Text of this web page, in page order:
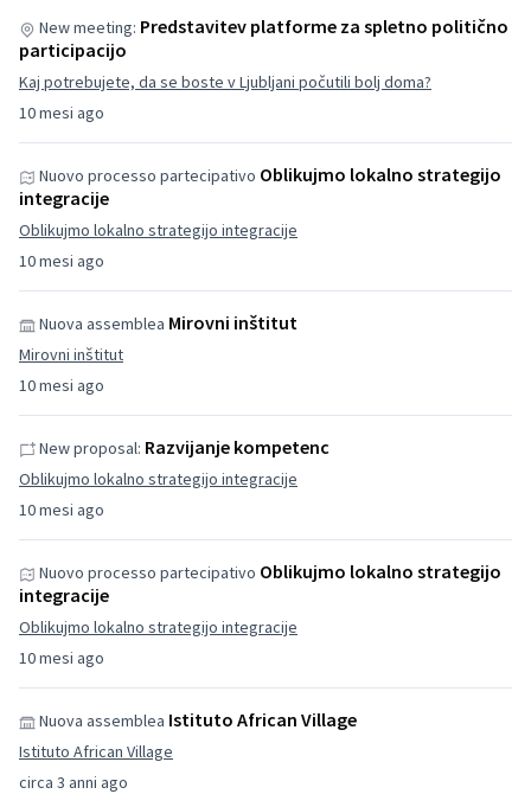
10 mesi ago
New meeting: Predstavitev platforme za spletno politično
participacijo
Kaj potrebujete, da se boste v Ljubljani počutili bolj doma?
10 mesi ago
Nuovo processo partecipativo Oblikujmo lokalno strategijo
integracije
Oblikujmo lokalno strategijo integracije
10 mesi ago
Nuova assemblea Mirovni inštitut
Mirovni inštitut
10 mesi ago
New proposal: Razvijanje kompetenc
Oblikujmo lokalno strategijo integracije
10 mesi ago
Nuovo processo partecipativo Oblikujmo lokalno strategijo
integracije
Oblikujmo lokalno strategijo integracije
circa 3 anni ago
Nuova assemblea Istituto African Village
Istituto African Village